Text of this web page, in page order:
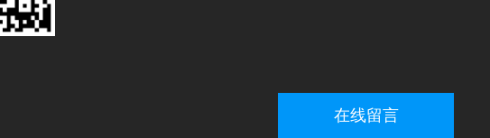
在线留言